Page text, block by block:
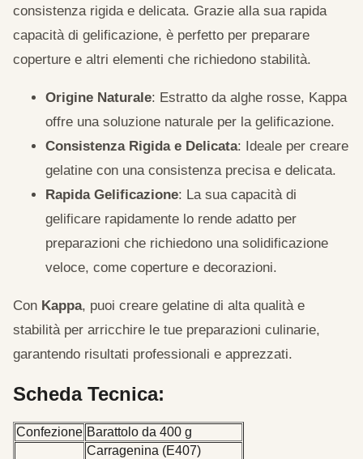
consistenza rigida e delicata. Grazie alla sua rapida
capacità di gelificazione, è perfetto per preparare
coperture e altri elementi che richiedono stabilità.
Origine Naturale: Estratto da alghe rosse, Kappa
offre una soluzione naturale per la gelificazione.
Consistenza Rigida e Delicata: Ideale per creare
gelatine con una consistenza precisa e delicata.
Rapida Gelificazione: La sua capacità di
gelificare rapidamente lo rende adatto per
preparazioni che richiedono una solidificazione
veloce, come coperture e decorazioni.
Con Kappa, puoi creare gelatine di alta qualità e
stabilità per arricchire le tue preparazioni culinarie,
garantendo risultati professionali e apprezzati.
Scheda Tecnica:
Confezione Barattolo da 400 g
Carragenina (E407)